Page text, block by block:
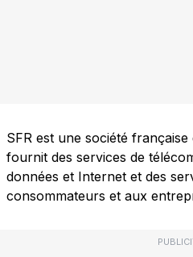
SFR est une société
fournit des services de
données et Internet et des
consommateurs et aux